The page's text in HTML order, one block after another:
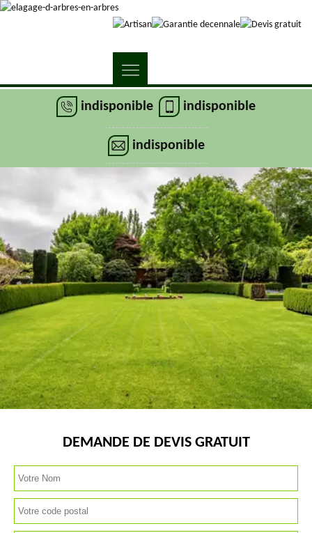
indisponible indisponible
indisponible
DEMANDE DE DEVIS GRATUIT